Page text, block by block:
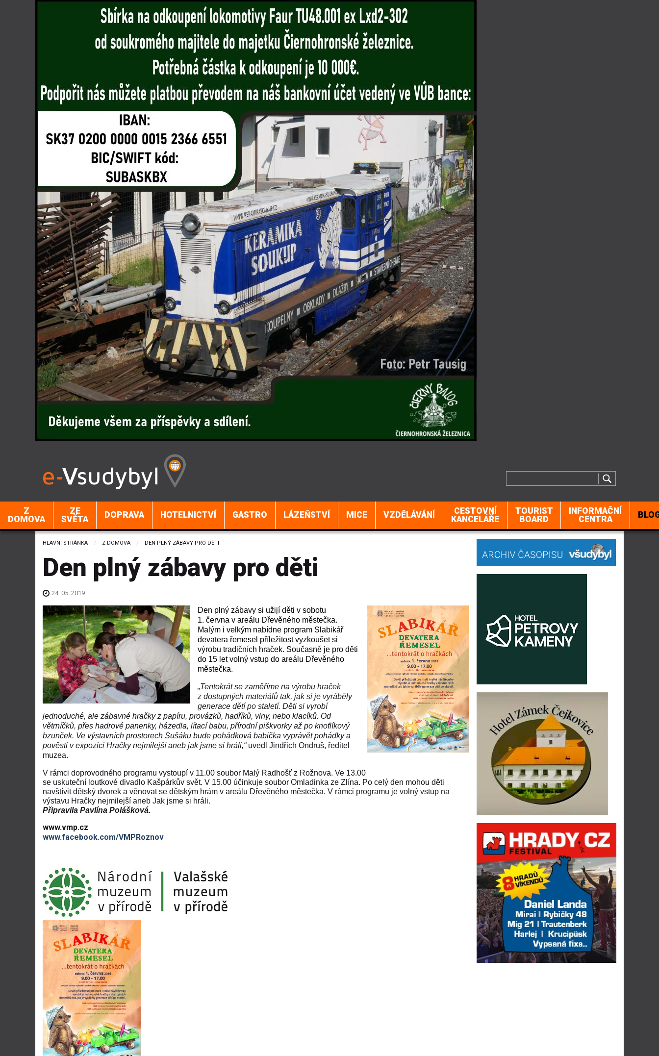
Z
DOMOVA
ZE
SVĚTA
DOPRAVA HOTELNICTVÍ GASTRO LÁZEŇSTVÍ MICE VZDĚLÁVÁNÍ
CESTOVNÍ
KANCELÁŘE
TOURIST
BOARD
INFORMAČNÍ
CENTRA
HLAVNÍ STRÁNKA Z DOMOVA CURRENT:
DEN PLNÝ ZÁBAVY PRO DĚTI
Den plný zábavy pro děti
24. 05. 2019
Den plný zábavy si užijí děti v sobotu
1. června v areálu Dřevěného městečka.
Malým i velkým nabídne program Slabikář
devatera řemesel příležitost vyzkoušet si
výrobu tradičních hraček. Současně je pro děti
do 15 let volný vstup do areálu Dřevěného
městečka.
„Tentokrát se zaměříme na výrobu hraček
z dostupných materiálů tak, jak si je vyráběly
generace dětí po staletí. Děti si vyrobí
jednoduché, ale zábavné hračky z papíru, provázků, hadříků, vlny, nebo klacíků. Od
větrníčků, přes hadrové panenky, házedla, lítací babu, přírodní piškvorky až po knoflíkový
bzunček. Ve výstavních prostorech Sušáku bude pohádková babička vyprávět pohádky a
pověsti v expozici Hračky nejmilejší aneb jak jsme si hráli,“ uvedl Jindřich Ondruš, ředitel
muzea.
V rámci doprovodného programu vystoupí v 11.00 soubor Malý Radhošť z Rožnova. Ve 13.00
se uskuteční loutkové divadlo Kašpárkův svět. V 15.00 účinkuje soubor Omladinka ze Zlína. Po celý den mohou děti
navštívit dětský dvorek a věnovat se dětským hrám v areálu Dřevěného městečka. V rámci programu je volný vstup na
výstavu Hračky nejmilejší aneb Jak jsme si hráli.
Připravila Pavlína Polášková.
www.vmp.cz
www.facebook.com/VMPRoznov